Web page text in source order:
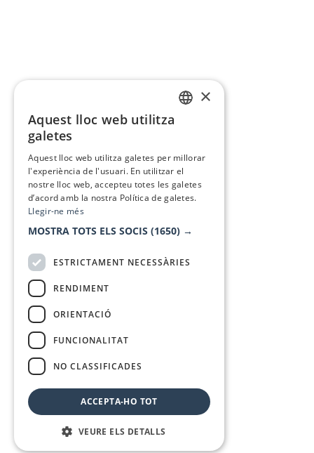
×
Aquest lloc web utilitza
galetes
Aquest lloc web utilitza galetes per millorar
l'experiència de l'usuari. En utilitzar el
nostre lloc web, accepteu totes les galetes
d’acord amb la nostra Política de galetes.
Llegir-ne més
MOSTRA TOTS ELS SOCIS (1650) →
ESTRICTAMENT NECESSÀRIES
RENDIMENT
ORIENTACIÓ
FUNCIONALITAT
NO CLASSIFICADES
ACCEPTA-HO TOT
VEURE ELS DETALLS